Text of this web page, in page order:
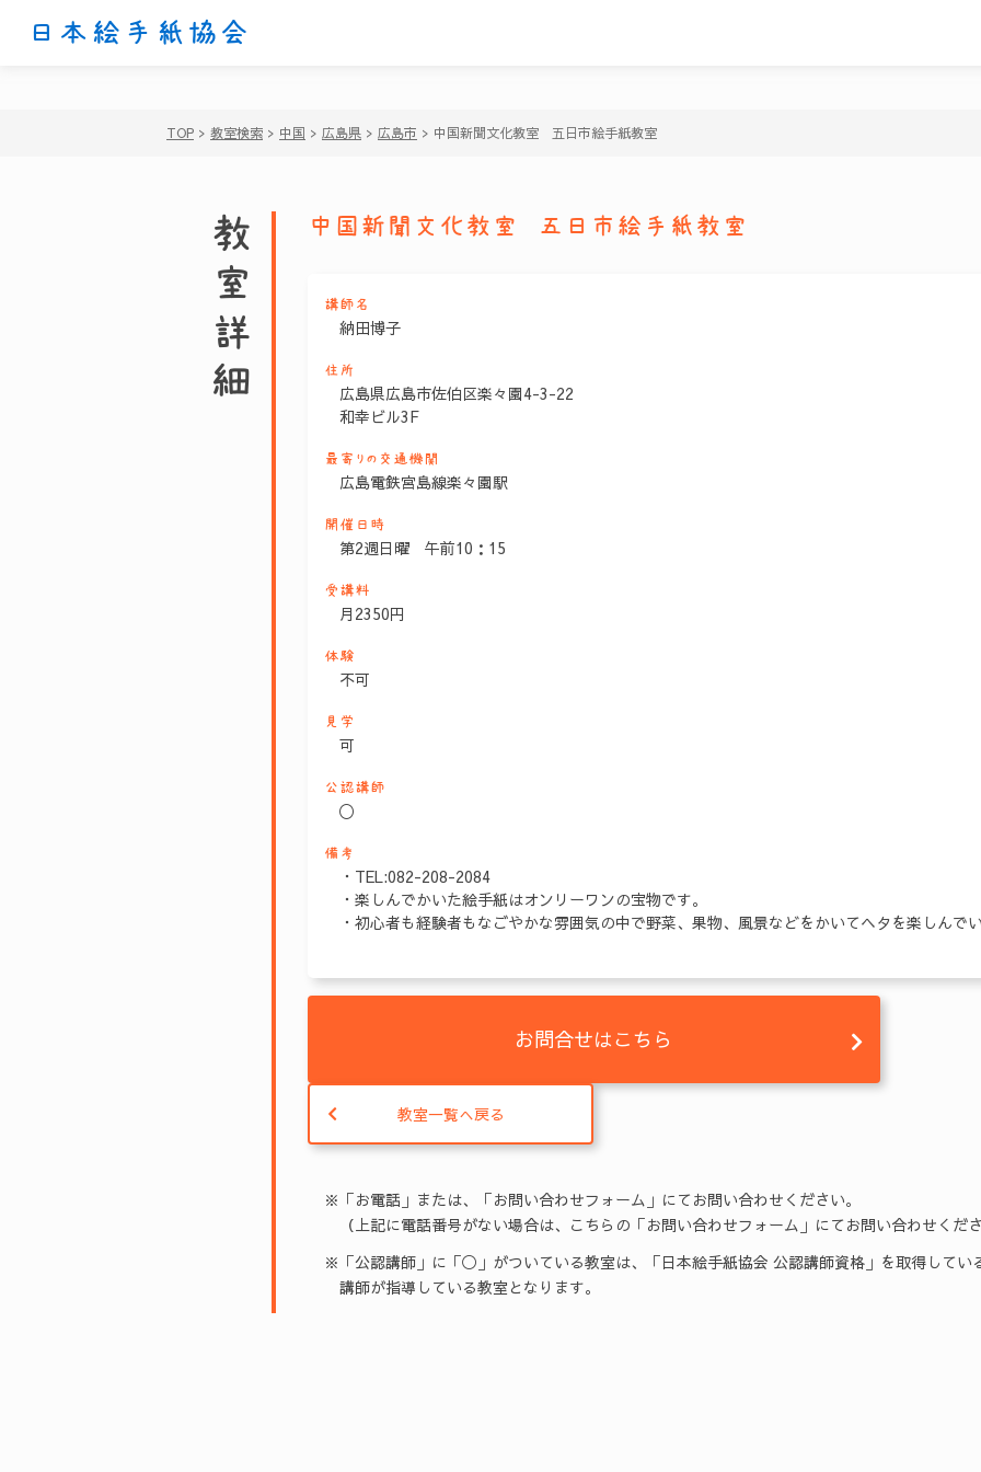
日本絵手紙協会
TOP > 教室検索 > 中国 > 広島県 > 広島市 > 中国新聞文化教室 五日市絵手紙教室
教室詳細 中国新聞文化教室 五日市絵手紙教室
講師名
納田博子
住所
広島県広島市佐伯区楽々園4-3-22
和幸ビル3F
最寄りの交通機関
広島電鉄宮島線楽々園駅
開催日時
第2週日曜 午前10：15
受講料
月2350円
体験
不可
見学
可
公認講師
〇
備考
・TEL:082-208-2084
・楽しんでかいた絵手紙はオンリーワンの宝物です。
・初心者も経験者もなごやかな雰囲気の中で野菜、果物、風景などをかいてヘタを楽しんで
お問合せはこちら
教室一覧へ戻る
※「お電話」または、「お問い合わせフォーム」にてお問い合わせください。
（上記に電話番号がない場合は、こちらの「お問い合わせフォーム」にてお問い合わせくだ
※「公認講師」に「◯」がついている教室は、「日本絵手紙協会 公認講師資格」を取得してい
講師が指導している教室となります。